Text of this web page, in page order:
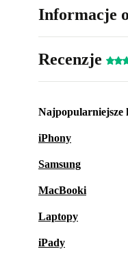
Informacje
Recenzje
Najpopularniejsze
iPhony
Samsung
MacBooki
Laptopy
iPady